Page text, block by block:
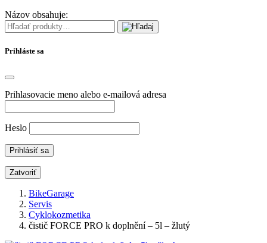
Názov obsahuje:
Prihláste sa
Prihlasovacie meno alebo e-mailová adresa
Heslo
Zatvoriť
BikeGarage
Servis
Cyklokozmetika
čistič FORCE PRO k doplnění – 5l – žlutý